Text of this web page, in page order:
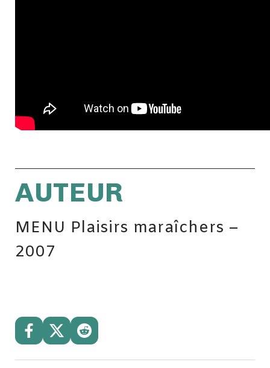
AUTEUR
MENU Plaisirs maraîchers –
2007